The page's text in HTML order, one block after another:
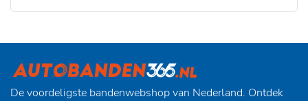
De voordeligste bandenwebshop van Nederland. Ontdek